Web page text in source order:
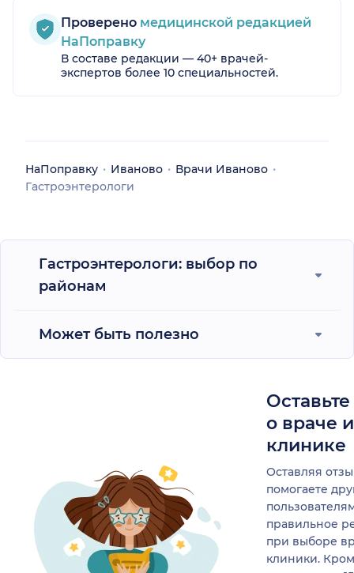
на
Проверено медицинской редакцией
НаПоправку
В составе редакции — 40+ врачей-
экспертов более 10 специальностей.
НаПоправку Иваново
Врачи Иваново
Гастроэнтерологи
Гастроэнтерологи: выбор по
районам
Может быть полезно
о враче
клинике
Оставляя
помогаете
правильное
при выборе
клиники.